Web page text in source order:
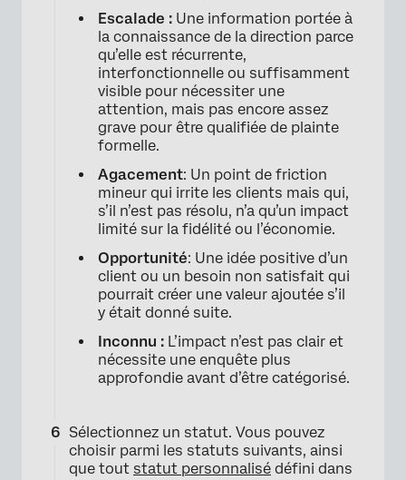
Escalade : Une information portée à
la connaissance de la direction parce
qu’elle est récurrente,
interfonctionnelle ou suffisamment
visible pour nécessiter une
attention, mais pas encore assez
grave pour être qualifiée de plainte
formelle.
Agacement: Un point de friction
mineur qui irrite les clients mais qui,
s’il n’est pas résolu, n’a qu’un impact
limité sur la fidélité ou l’économie.
Opportunité: Une idée positive d’un
client ou un besoin non satisfait qui
pourrait créer une valeur ajoutée s’il
y était donné suite.
Inconnu : L’impact n’est pas clair et
nécessite une enquête plus
approfondie avant d’être catégorisé.
Sélectionnez un statut. Vous pouvez
choisir parmi les statuts suivants, ainsi
que tout statut personnalisé défini dans